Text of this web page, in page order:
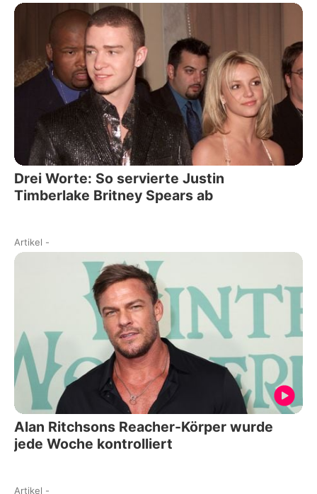
Drei Worte: So servierte Justin
Timberlake Britney Spears ab
Artikel -
Alan Ritchsons Reacher-Körper wurde
jede Woche kontrolliert
Artikel -